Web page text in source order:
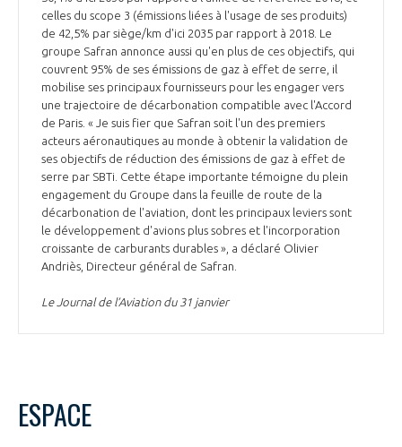
celles du scope 3 (émissions liées à l'usage de ses produits)
de 42,5% par siège/km d'ici 2035 par rapport à 2018. Le
groupe Safran annonce aussi qu'en plus de ces objectifs, qui
couvrent 95% de ses émissions de gaz à effet de serre, il
mobilise ses principaux fournisseurs pour les engager vers
une trajectoire de décarbonation compatible avec l'Accord
de Paris. « Je suis fier que Safran soit l'un des premiers
acteurs aéronautiques au monde à obtenir la validation de
ses objectifs de réduction des émissions de gaz à effet de
serre par SBTi. Cette étape importante témoigne du plein
engagement du Groupe dans la feuille de route de la
décarbonation de l'aviation, dont les principaux leviers sont
le développement d'avions plus sobres et l'incorporation
croissante de carburants durables », a déclaré Olivier
Andriès, Directeur général de Safran.
Le Journal de l’Aviation du 31 janvier
ESPACE